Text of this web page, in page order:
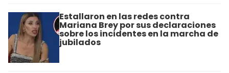
Estallaron en las redes contra
Mariana Brey por sus declaraciones
sobre los incidentes en la marcha de
jubilados